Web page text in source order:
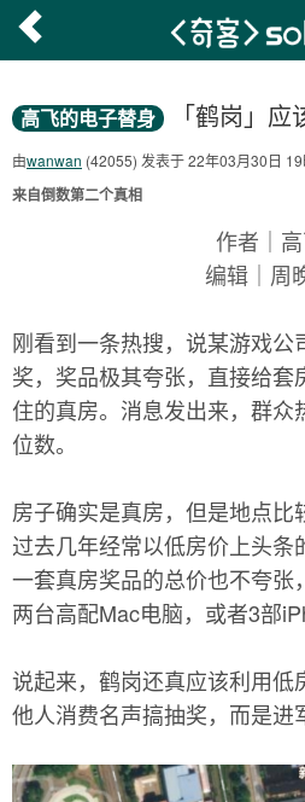
高飞的电子替身 「鹤岗」
由wanwan (42055) 发表于 22年03月30日
来自倒数第二个真相
作者｜
编辑｜周
刚看到一条热搜，说某游戏公
奖，奖品极其夸张，直接给
住的真房。消息发出来，群众
位数。
房子确实是真房，但是地点
过去几年经常以低房价上头条
一套真房奖品的总价也不夸张
两台高配Mac电脑，或者3部
说起来，鹤岗还真应该利用低
他人消费名声搞抽奖，而是进